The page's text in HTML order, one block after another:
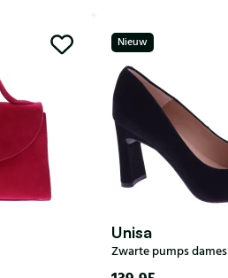
Nieuw
Unisa
Zwarte pumps dames